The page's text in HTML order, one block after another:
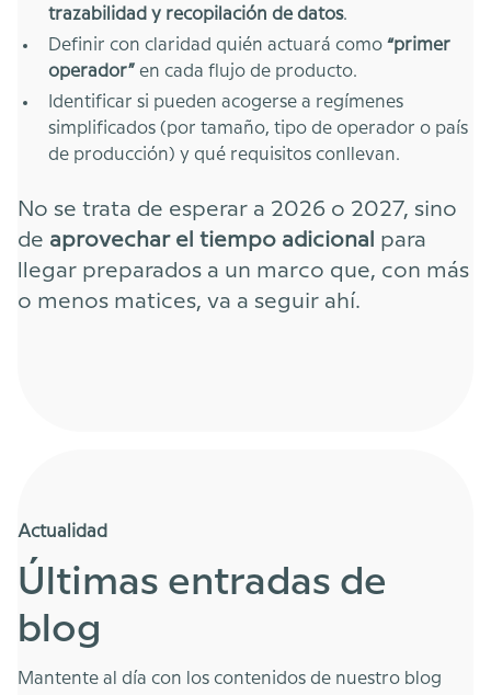
trazabilidad y recopilación de datos.
Definir con claridad quién actuará como “primer
operador” en cada flujo de producto.
Identificar si pueden acogerse a regímenes
simplificados (por tamaño, tipo de operador o país
de producción) y qué requisitos conllevan.
No se trata de esperar a 2026 o 2027, sino
de aprovechar el tiempo adicional
para
llegar preparados a un marco que, con más
o menos matices, va a seguir ahí.
Actualidad
Últimas entradas de
blog
Mantente al día con los contenidos de nuestro blog